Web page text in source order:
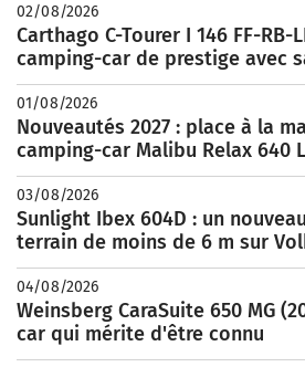
02/08/2026
Carthago C-Tourer I 146 FF-RB-
camping-car de prestige avec
01/08/2026
Nouveautés 2027 : place à la
camping-car Malibu Relax 640
03/08/2026
Sunlight Ibex 604D : un
terrain de moins de 6 m sur
04/08/2026
Weinsberg CaraSuite 650 MG
car qui mérite d'être connu